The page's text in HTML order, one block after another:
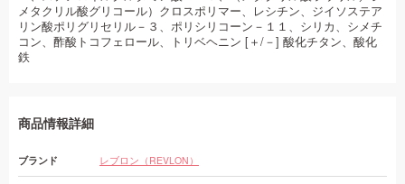
メタクリル酸グリコール）クロスポリマー、レシチン、ジイソステア
リン酸ポリグリセリル－３、ポリシリコーン－１１、シリカ、シメチ
コン、酢酸トコフェロール、トリベヘニン [＋/－] 酸化チタン、酸化
鉄
商品情報詳細
ブランド レブロン（REVLON）